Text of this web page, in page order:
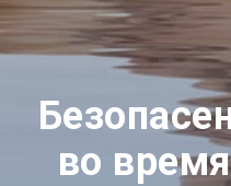
во